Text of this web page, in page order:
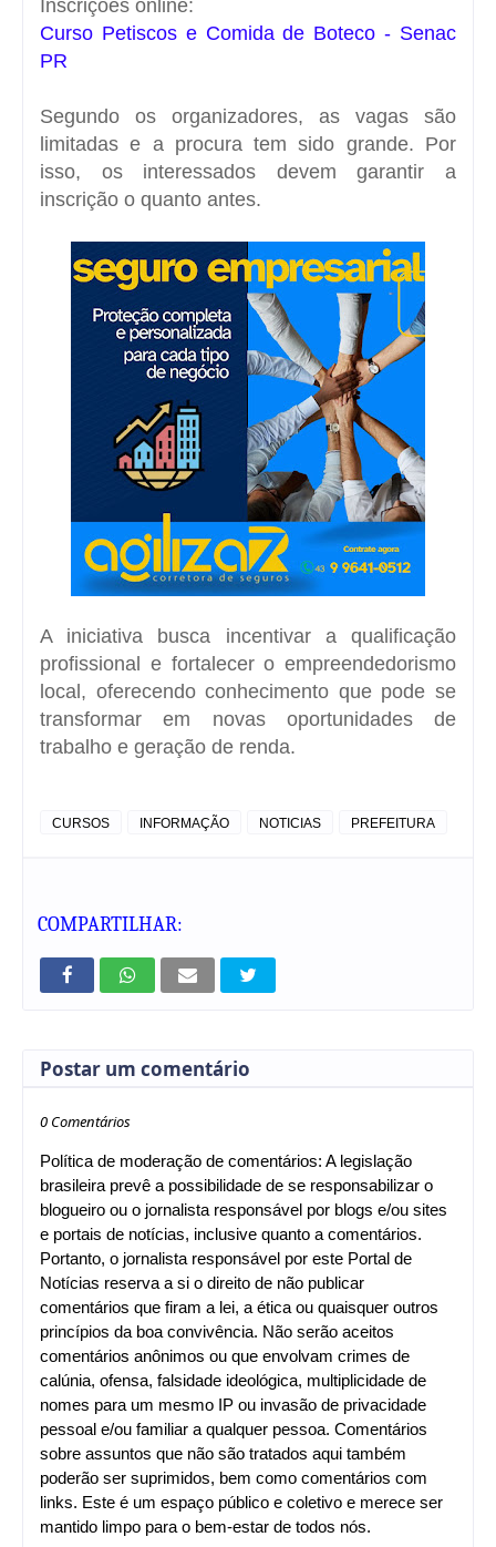
Inscrições online:
Curso Petiscos e Comida de Boteco - Senac
PR
Segundo os organizadores, as vagas são
limitadas e a procura tem sido grande. Por
isso, os interessados devem garantir a
inscrição o quanto antes.
A iniciativa busca incentivar a qualificação
profissional e fortalecer o empreendedorismo
local, oferecendo conhecimento que pode se
transformar em novas oportunidades de
trabalho e geração de renda.
CURSOS INFORMAÇÃO NOTICIAS PREFEITURA
COMPARTILHAR:
Postar um comentário
0 Comentários
Política de moderação de comentários: A legislação
brasileira prevê a possibilidade de se responsabilizar o
blogueiro ou o jornalista responsável por blogs e/ou sites
e portais de notícias, inclusive quanto a comentários.
Portanto, o jornalista responsável por este Portal de
Notícias reserva a si o direito de não publicar
comentários que firam a lei, a ética ou quaisquer outros
princípios da boa convivência. Não serão aceitos
comentários anônimos ou que envolvam crimes de
calúnia, ofensa, falsidade ideológica, multiplicidade de
nomes para um mesmo IP ou invasão de privacidade
pessoal e/ou familiar a qualquer pessoa. Comentários
sobre assuntos que não são tratados aqui também
poderão ser suprimidos, bem como comentários com
links. Este é um espaço público e coletivo e merece ser
mantido limpo para o bem-estar de todos nós.